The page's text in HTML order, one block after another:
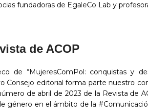
fundadoras de EgaleCo Lab y
de ACOP
de “MujeresComPol: conquistas y
editorial forma parte nuestro
de abril de 2023 de la Revista de
género en el ámbito de la